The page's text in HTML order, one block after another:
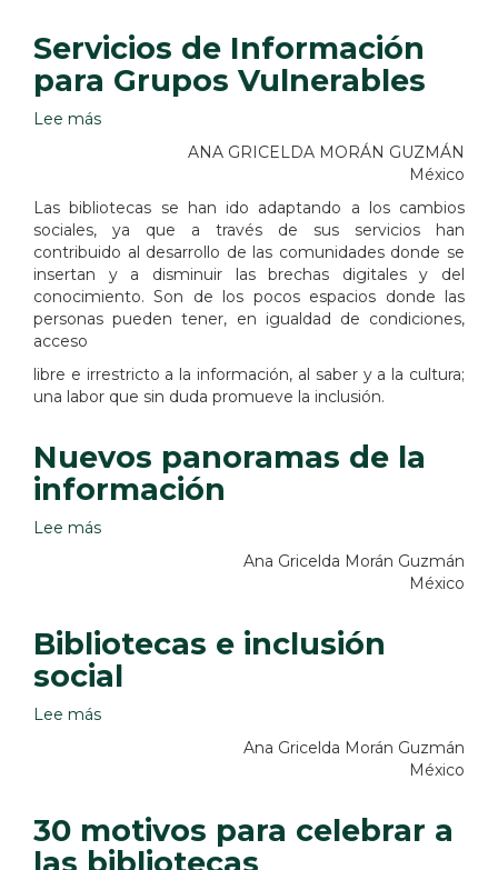
Servicios de Información
para Grupos Vulnerables
Lee más
para
Grupos
Vulnerables
ANA GRICELDA MORÁN GUZMÁN
México
Las bibliotecas se han ido adaptando a los cambios
sociales, ya que a través de sus servicios han
contribuido al desarrollo de las comunidades donde se
insertan y a disminuir las brechas digitales y del
conocimiento. Son de los pocos espacios donde las
personas pueden tener, en igualdad de condiciones,
acceso
libre e irrestricto a la información, al saber y a la cultura;
una labor que sin duda promueve la inclusión.
Nuevos panoramas de la
información
Lee más
información
Ana Gricelda Morán Guzmán
México
Bibliotecas e inclusión
social
Lee más
Ana Gricelda Morán Guzmán
México
30 motivos para celebrar a